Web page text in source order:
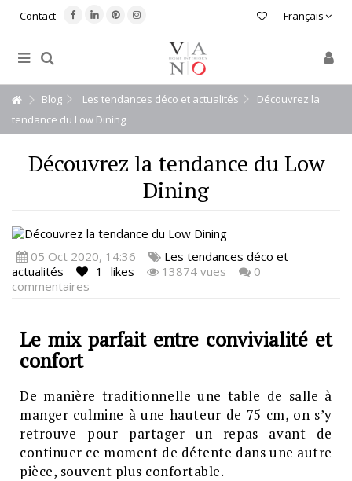
Français
Contact
Blog Les tendances déco et actualités
Découvrez la
tendance du Low Dining
Découvrez la tendance du Low
Dining
05 Oct 2020, 14:36
Les tendances déco et
actualités
1 likes 13874 vues
0
commentaires
Le mix parfait entre convivialité et
confort
De manière traditionnelle une table de salle à
manger culmine à une hauteur de 75 cm, on s’y
retrouve pour partager un repas avant de
continuer ce moment de détente dans une autre
pièce, souvent plus confortable.